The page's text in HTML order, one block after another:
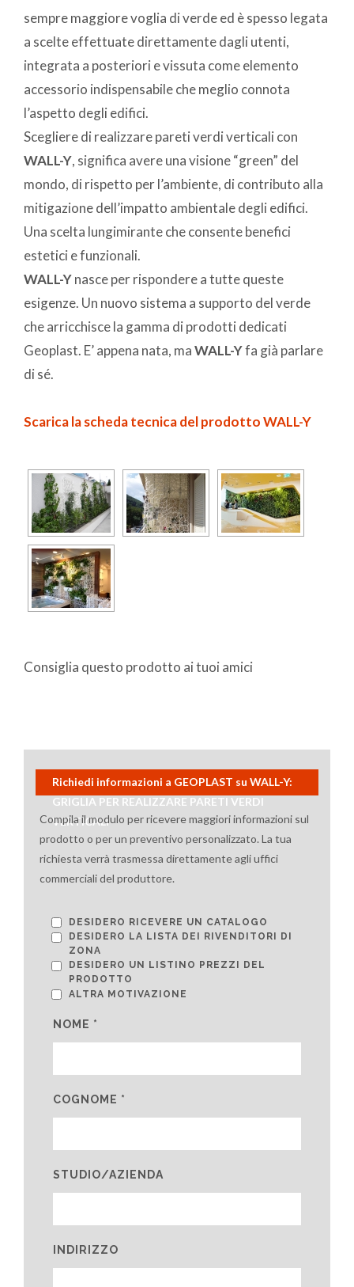
sempre maggiore voglia di verde ed è spesso legata
a scelte effettuate direttamente dagli utenti,
integrata a posteriori e vissuta come elemento
accessorio indispensabile che meglio connota
l’aspetto degli edifici.
Scegliere di realizzare pareti verdi verticali con
WALL-Y, significa avere una visione “green” del
mondo, di rispetto per l’ambiente, di contributo alla
mitigazione dell’impatto ambientale degli edifici.
Una scelta lungimirante che consente benefici
estetici e funzionali.
WALL-Ynasce per rispondere a tutte queste
esigenze. Un nuovo sistema a supporto del verde
che arricchisce la gamma di prodotti dedicati
Geoplast. E’ appena nata, maWALL-Yfa già parlare
di sé.
Scarica la scheda tecnica del prodotto WALL-Y
Consiglia questo prodotto ai tuoi amici
Richiedi informazioni a GEOPLAST su WALL-Y:
GRIGLIA PER REALIZZARE PARETI VERDI
VERTICALI
Compila il modulo per ricevere maggiori informazioni sul
prodotto o per un preventivo personalizzato. La tua
richiesta verrà trasmessa direttamente agli uffici
commerciali del produttore.
DESIDERO RICEVERE UN CATALOGO
DESIDERO LA LISTA DEI RIVENDITORI DI
ZONA
DESIDERO UN LISTINO PREZZI DEL
PRODOTTO
ALTRA MOTIVAZIONE
NOME *
COGNOME *
STUDIO/AZIENDA
INDIRIZZO